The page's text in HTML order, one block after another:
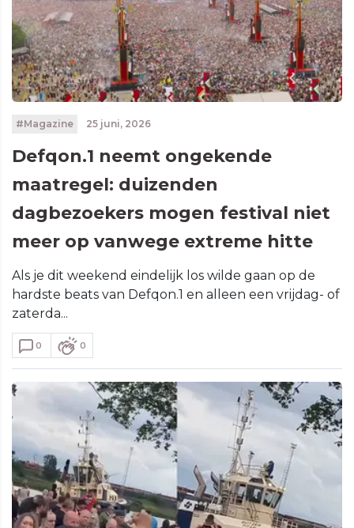
#Magazine 25 juni, 2026
Defqon.1 neemt ongekende
maatregel: duizenden
dagbezoekers mogen festival niet
meer op vanwege extreme hitte
Als je dit weekend eindelijk los wilde gaan op de
hardste beats van Defqon.1 en alleen een vrijdag- of
zaterda...
0 0